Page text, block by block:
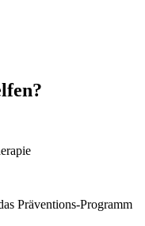
Präventions-Programm